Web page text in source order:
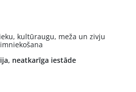
kultūraugu, meža un zivju
neatkarīga iestāde